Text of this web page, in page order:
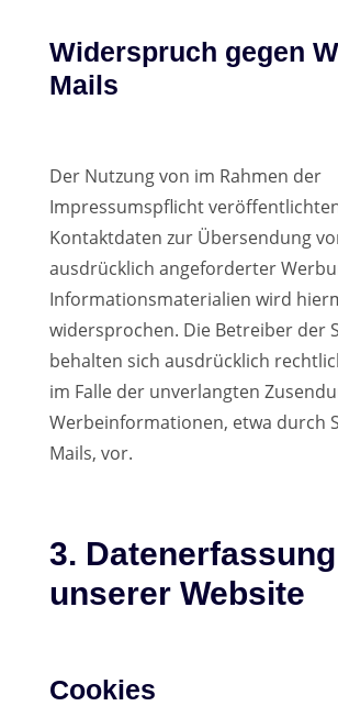
Widerspruch gegen
Mails
Der Nutzung von im Rahmen der
Impressumspflicht
Kontaktdaten zur Übersendung
ausdrücklich angeforderter
Informationsmaterialien wird
widersprochen. Die Betreiber der
behalten sich ausdrücklich
im Falle der unverlangten
Werbeinformationen, etwa durch
Mails, vor.
3.
unserer Website
Cookies